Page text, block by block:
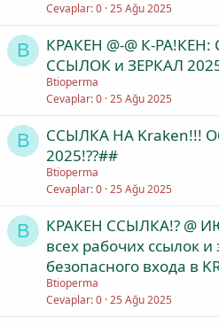
Cevaplar 0 25 Ağu 2025
B
КРАКEН @-@ К-РА!КEН:
ССЫЛОК и ЗЕРКАЛ
Btioperma
Cevaplar 0 25 Ağu 2025
B
ССЫЛКА НА Kraken!!!
2025!??##
Btioperma
Cevaplar 0 25 Ağu 2025
B
КРАКЕН ССЫЛКА!? @
всех рабочих ссылок и
безопасного входа в
Btioperma
Cevaplar 0 25 Ağu 2025